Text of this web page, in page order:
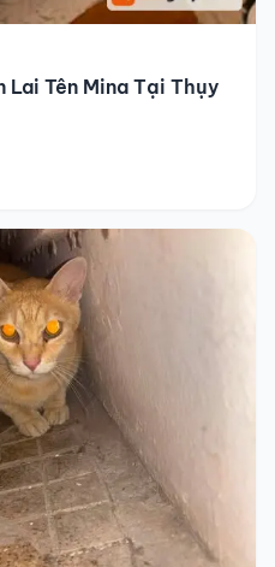
Lai Tên Mina Tại Thụy